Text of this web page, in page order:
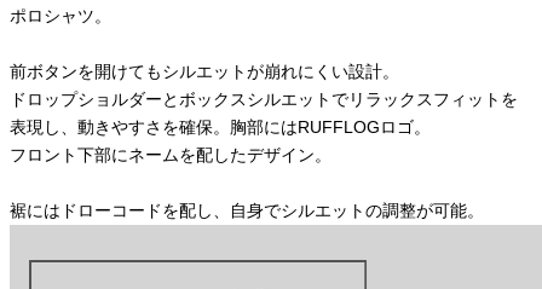
ポロシャツ。
前ボタンを開けてもシルエットが崩れにくい設計。
ドロップショルダーとボックスシルエットでリラックスフィットを
表現し、動きやすさを確保。胸部にはRUFFLOGロゴ。
フロント下部にネームを配したデザイン。
裾にはドローコードを配し、自身でシルエットの調整が可能。